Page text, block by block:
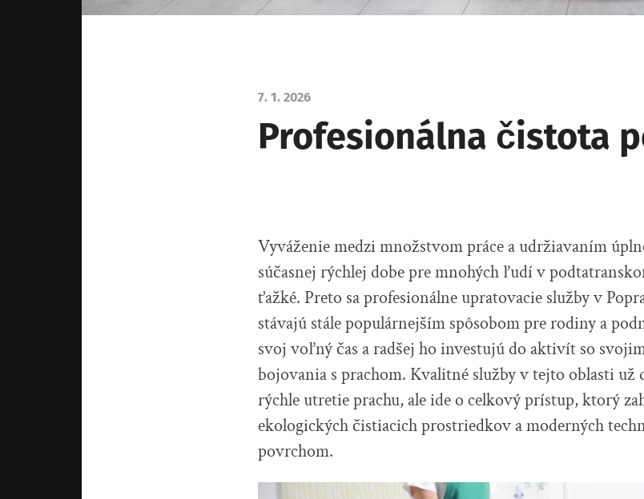
7. 1. 2026
Profesionálna čistota
Vyváženie medzi množstvom práce a udržiavaním
súčasnej rýchlej dobe pre mnohých ľudí v
ťažké. Preto sa profesionálne upratovacie služby v
stávajú stále populárnejším spôsobom pre rodiny a
svoj voľný čas a radšej ho investujú do aktivít so
bojovania s prachom. Kvalitné služby v tejto oblasti už
rýchle utretie prachu, ale ide o celkový prístup, ktorý
ekologických čistiacich prostriedkov a moderných
povrchom.